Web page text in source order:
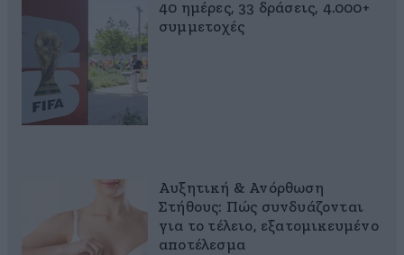
40 ημέρες, 33 δράσεις, 4.000+
συμμετοχές
Αυξητική & Ανόρθωση
Στήθους: Πώς συνδυάζονται
για το τέλειο, εξατομικευμένο
αποτέλεσμα